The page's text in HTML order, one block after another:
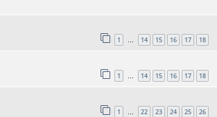
1 … 14 15 16 17 18
1 … 14 15 16 17 18
1 … 22 23 24 25 26